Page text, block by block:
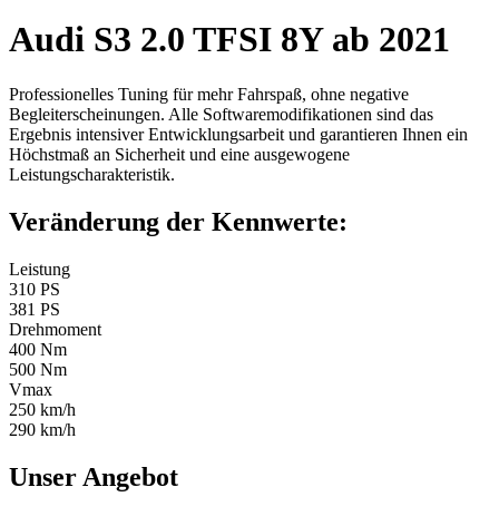
Audi S3 2.0 TFSI 8Y ab 2021
Professionelles Tuning für mehr Fahrspaß, ohne negative
Begleiterscheinungen. Alle Softwaremodifikationen sind das
Ergebnis intensiver Entwicklungsarbeit und garantieren Ihnen ein
Höchstmaß an Sicherheit und eine ausgewogene
Leistungscharakteristik.
Veränderung der Kennwerte:
Leistung
310 PS
381 PS
Drehmoment
400 Nm
500 Nm
Vmax
250 km/h
290 km/h
Unser Angebot